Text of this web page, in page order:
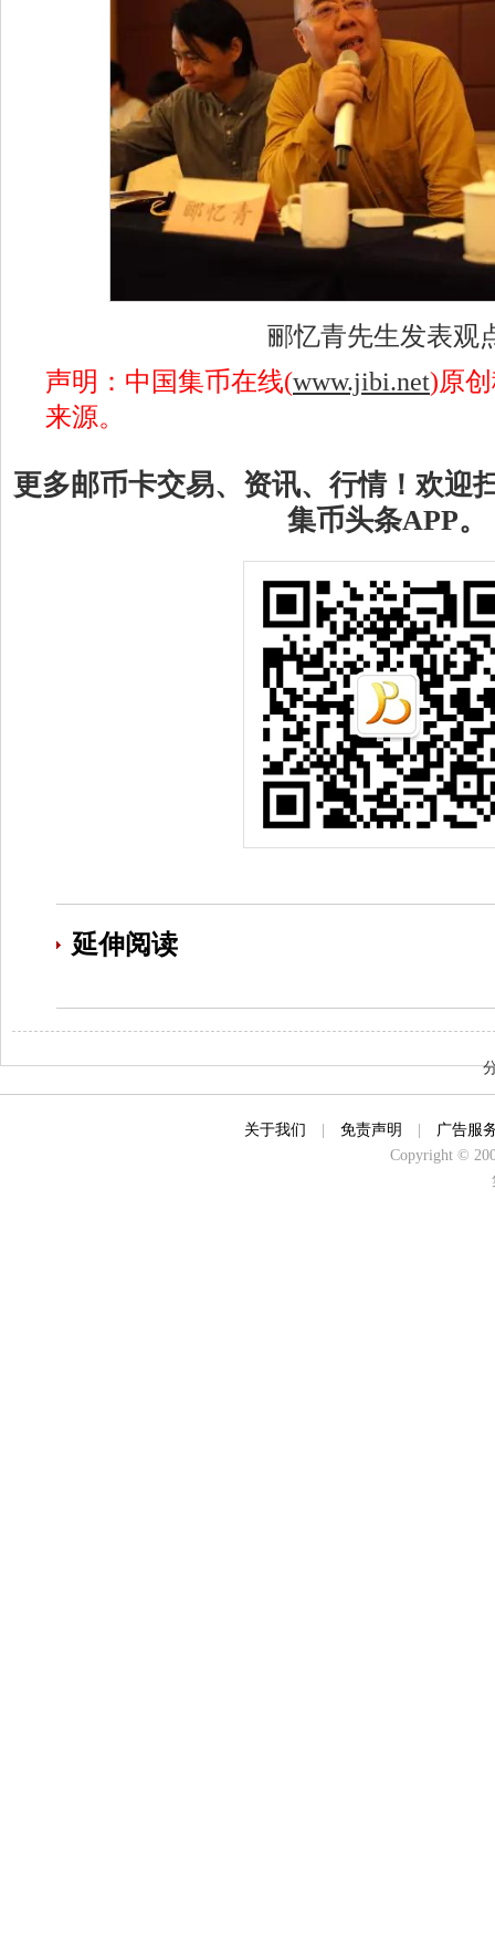
郦忆青先生发表观
声明：中国集币在线(www.jibi.net)原
来源。
更多邮币卡交易、资讯、行情！欢迎
集币头条APP。
延伸阅读
关于我们 免责声明
广告服
Copyright ©